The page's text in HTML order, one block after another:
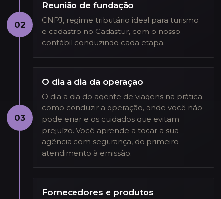
02
Reunião de fundação
CNPJ, regime tributário ideal para turismo
e cadastro no Cadastur, com o nosso
contábil conduzindo cada etapa.
03
O dia a dia da operação
O dia a dia do agente de viagens na prática:
como conduzir a operação, onde você não
pode errar e os cuidados que evitam
prejuízo. Você aprende a tocar a sua
agência com segurança, do primeiro
atendimento à emissão.
Fornecedores e produtos